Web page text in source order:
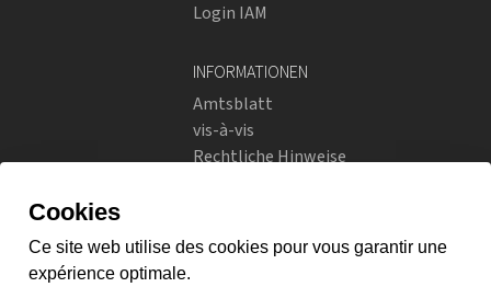
Login IAM
INFORMATIONEN
Amtsblatt
vis-à-vis
Rechtliche Hinweise